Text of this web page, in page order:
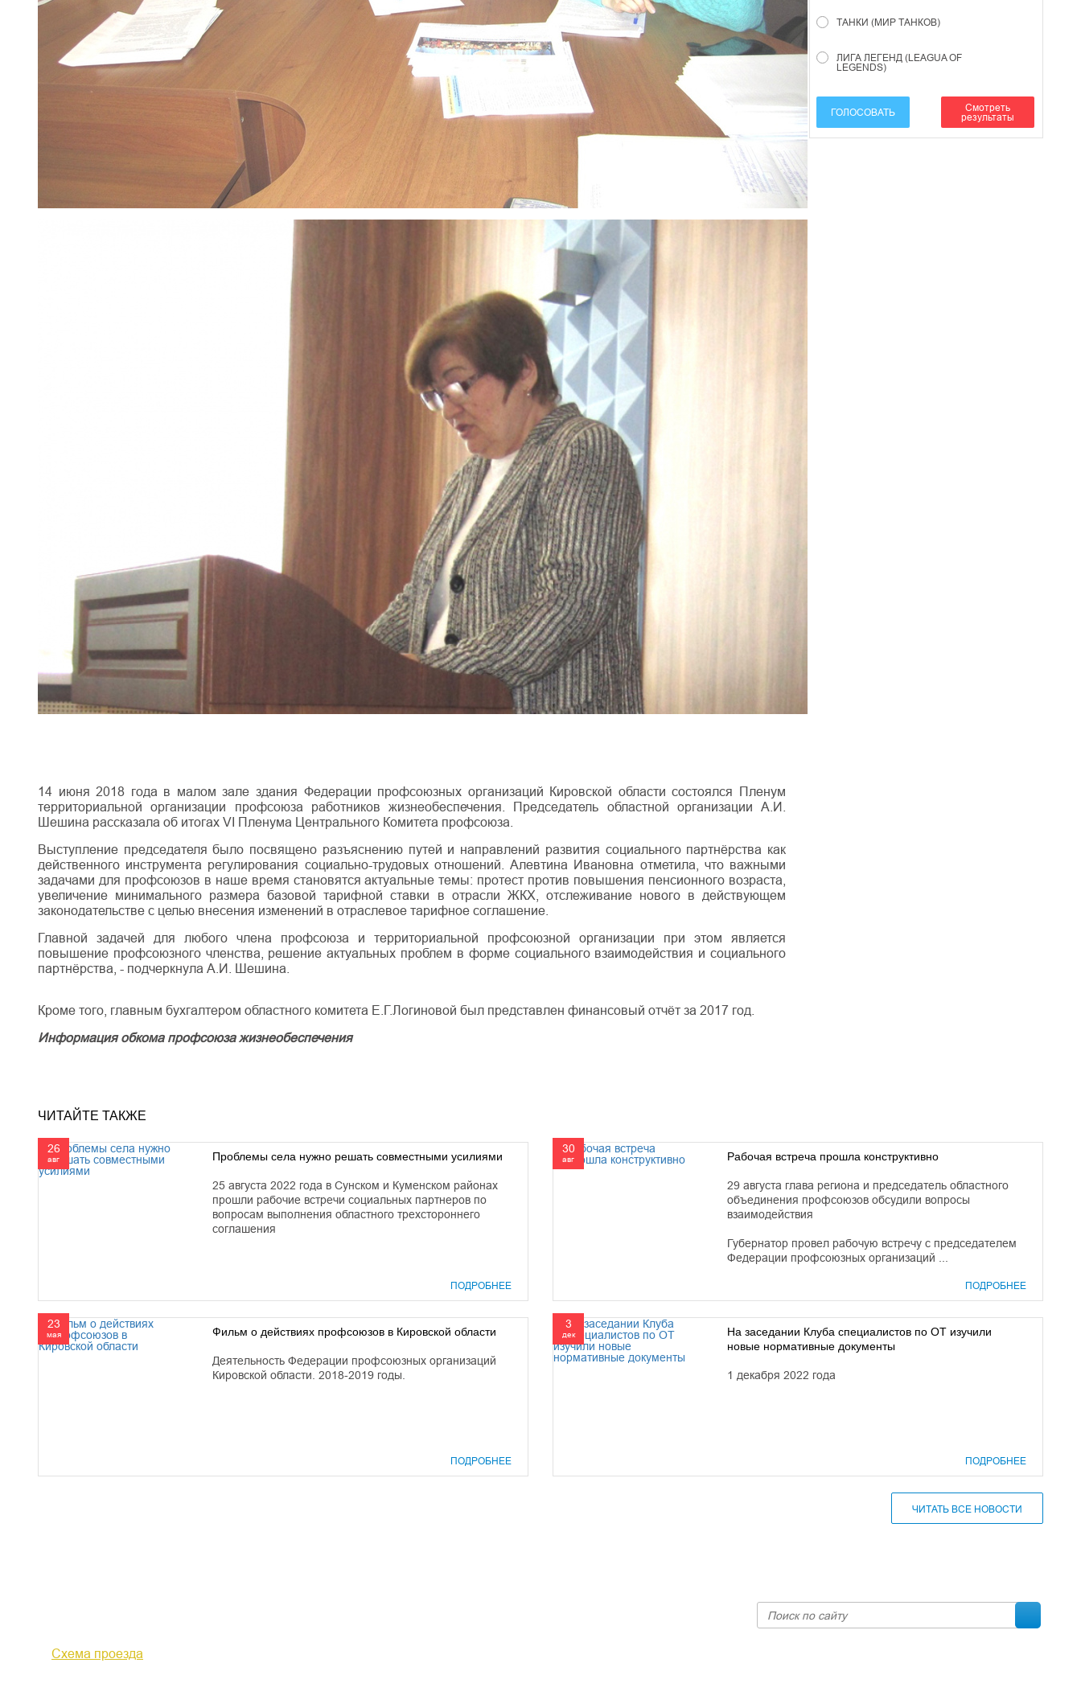
14 июня 2018 года в малом зале здания Федерации профсоюзных организаций Кировской области состоялся Пленум
территориальной организации профсоюза работников жизнеобеспечения. Председатель областной организации А.И.
Шешина рассказала об итогах VI Пленума Центрального Комитета профсоюза.
Выступление председателя было посвящено разъяснению путей и направлений развития социального партнёрства как
действенного инструмента регулирования социально-трудовых отношений. Алевтина Ивановна отметила, что важными
задачами для профсоюзов в наше время становятся актуальные темы: протест против повышения пенсионного возраста,
увеличение минимального размера базовой тарифной ставки в отрасли ЖКХ, отслеживание нового в действующем
законодательстве с целью внесения изменений в отраслевое тарифное соглашение.
Главной задачей для любого члена профсоюза и территориальной профсоюзной организации при этом является
повышение профсоюзного членства, решение актуальных проблем в форме социального взаимодействия и социального
партнёрства, - подчеркнула А.И. Шешина.
Кроме того, главным бухгалтером областного комитета Е.Г.Логиновой был представлен финансовый отчёт за 2017 год.
Информация обкома профсоюза жизнеобеспечения
ТАНКИ (МИР ТАНКОВ)
ЛИГА ЛЕГЕНД (LEAGUA OF
LEGENDS)
ГОЛОСОВАТЬ
Смотреть
результаты
ЧИТАЙТЕ ТАКЖЕ
26
авг Проблемы села нужно решать совместными усилиями
25 августа 2022 года в Сунском и Куменском районах
прошли рабочие встречи социальных партнеров по
вопросам выполнения областного трехстороннего
соглашения
ПОДРОБНЕЕ
30
авг Рабочая встреча прошла конструктивно
29 августа глава региона и председатель областного
объединения профсоюзов обсудили вопросы
взаимодействия
Губернатор провел рабочую встречу с председателем
Федерации профсоюзных организаций ...
ПОДРОБНЕЕ
23
мая Фильм о действиях профсоюзов в Кировской области
Деятельность Федерации профсоюзных организаций
Кировской области. 2018-2019 годы.
ПОДРОБНЕЕ
3
дек
На заседании Клуба специалистов по ОТ изучили
новые нормативные документы
1 декабря 2022 года
ПОДРОБНЕЕ
ЧИТАТЬ ВСЕ НОВОСТИ
Схема проезда